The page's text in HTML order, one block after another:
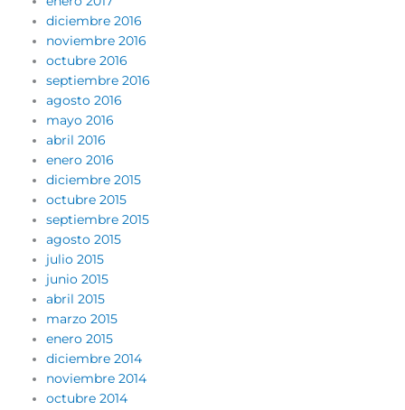
diciembre 2016
noviembre 2016
octubre 2016
septiembre 2016
agosto 2016
mayo 2016
abril 2016
enero 2016
diciembre 2015
octubre 2015
septiembre 2015
agosto 2015
julio 2015
junio 2015
abril 2015
marzo 2015
enero 2015
diciembre 2014
noviembre 2014
octubre 2014